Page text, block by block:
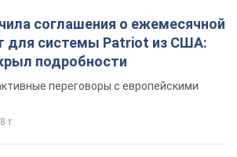
соглашения о ежемесячной
для системы Patriot из США:
подробности
переговоры с европейскими
т.